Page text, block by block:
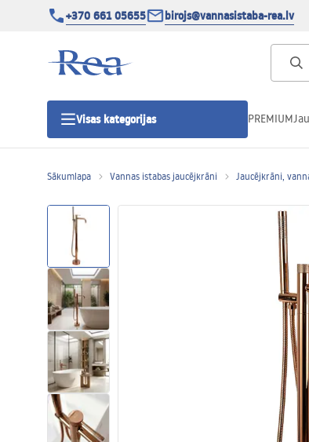
+370 661 05655 birojs@vannasistaba-rea.lv
Visas kategorijas
Vannas istabas dušas paliktņi
Lineāras dušas notekas
Tualetes
Izlietnes
PREMIUM
Sākumlapa Vannas istabas jaucējkrāni Jaucējkrāni,